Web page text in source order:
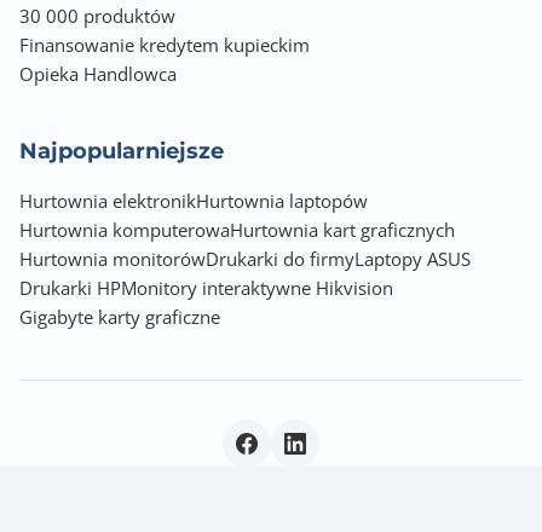
30 000 produktów
Finansowanie kredytem kupieckim
Opieka Handlowca
Najpopularniejsze
Hurtownia elektronikHurtownia laptopów
Hurtownia komputerowaHurtownia kart graficznych
Hurtownia monitorówDrukarki do firmyLaptopy ASUS
Drukarki HPMonitory interaktywne Hikvision
Gigabyte karty graficzne